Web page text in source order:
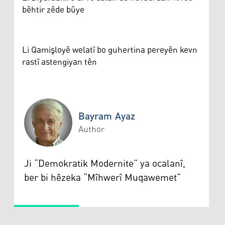
bêhtir zêde bûye
Li Qamişloyê welatî bo guhertina pereyên kevn
rastî astengiyan tên
Bayram Ayaz
Bayram Ayaz
Author
Ji “Demokratik Modernite” ya ocalanî,
ber bi hêzeka “Mîhwerî Muqawemet”